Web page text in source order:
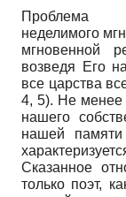
Проблема
неделимого
мгновенной
возведя Его
все царства
4, 5). Не менее
нашего
нашей
Сказанное
только поэт,